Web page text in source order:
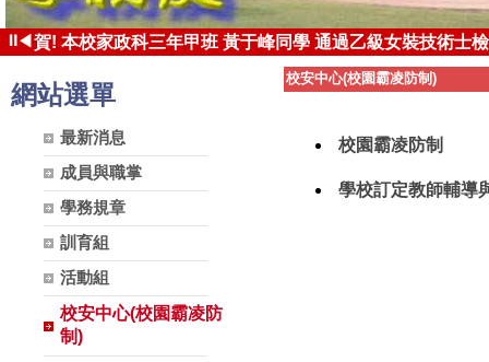
⏸◀賀! 本校家政科三年甲班 黃于峰同學 通過乙級女裝技術士
賀! 本校家政科三年甲班 張凱茵同學 錄取國立台東大學 體
網站選單
最新消息
成員與職掌
學務規章
訓育組
活動組
校安中心(校園霸凌防
制)
校安中心(校園霸凌防制)
校園霸凌防制
學校訂定教師輔導